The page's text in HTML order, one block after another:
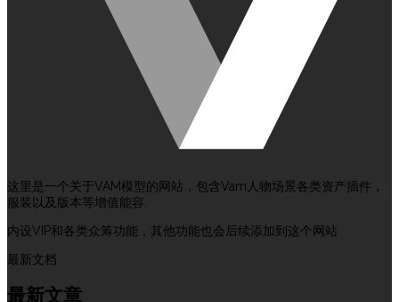
这里是一个关于VAM模型的网站，包含Vam人物场景各类资产插件，
服装以及版本等增值能容.
内设VIP和各类众筹功能，其他功能也会后续添加到这个网站
最新文档
最新文章